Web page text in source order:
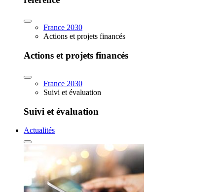
France 2030
Actions et projets financés
Actions et projets financés
France 2030
Suivi et évaluation
Suivi et évaluation
Actualités